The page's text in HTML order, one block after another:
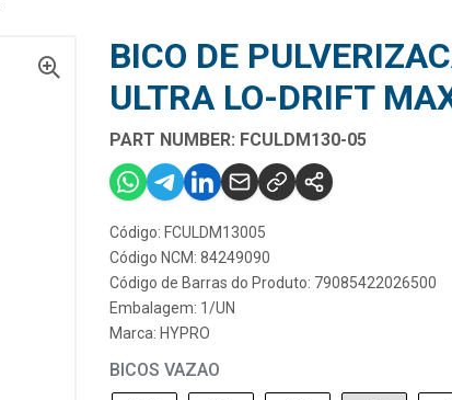
BICO DE
ULTRA LO-DRIFT
PART NUMBER: FCULDM130-05
Código: FCULDM13005
Código NCM: 84249090
Código de Barras do Produto: 79085422026500
Embalagem: 1/UN
Marca: HYPRO
BICOS VAZAO